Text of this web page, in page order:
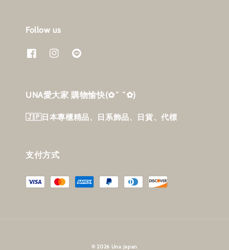
Follow us
UNA愛大家 購物愉快‎(✿˘ ˘✿)
🇯🇵日本專櫃精品、日系飾品、日貨、代標
支付方式
© 2026 Una Japan